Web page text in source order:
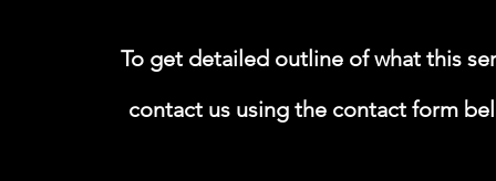
​To get detailed outline of what this
contact us using the contact form